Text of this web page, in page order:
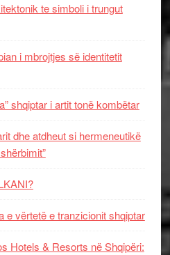
te simboli i trungut
i mbrojtjes së identitetit
shqiptar i artit tonë kombëtar
dhe atdheut si hermeneutikë
e vërtetë e tranzicionit shqiptar
Hotels & Resorts në Shqipëri: